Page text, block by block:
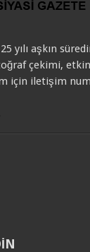
yılı aşkın
çekimi,
için iletişim